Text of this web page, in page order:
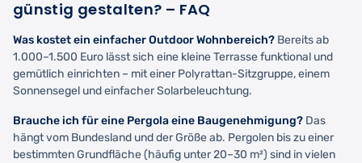
günstig gestalten? – FAQ
Was kostet ein einfacher Outdoor Wohnbereich? Bereits ab
1.000–1.500 Euro lässt sich eine kleine Terrasse funktional und
gemütlich einrichten – mit einer Polyrattan-Sitzgruppe, einem
Sonnensegel und einfacher Solarbeleuchtung.
Brauche ich für eine Pergola eine Baugenehmigung? Das
hängt vom Bundesland und der Größe ab. Pergolen bis zu einer
bestimmten Grundfläche (häufig unter 20–30 m²) sind in vielen